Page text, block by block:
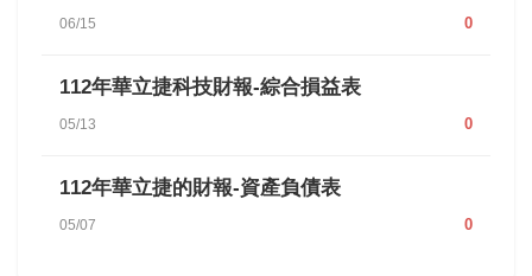
06/15 0
112年華立捷科技財報-綜合損益表
05/13 0
112年華立捷的財報-資產負債表
05/07 0